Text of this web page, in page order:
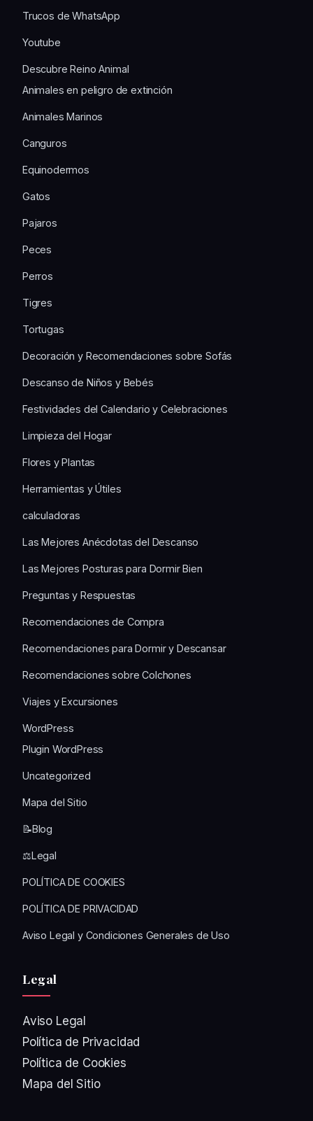
Trucos de WhatsApp
Youtube
Descubre Reino Animal
Animales en peligro de extinción
Animales Marinos
Canguros
Equinodermos
Gatos
Pajaros
Peces
Perros
Tigres
Tortugas
Decoración y Recomendaciones sobre Sofás
Descanso de Niños y Bebés
Festividades del Calendario y Celebraciones
Limpieza del Hogar
Flores y Plantas
Herramientas y Útiles
calculadoras
Las Mejores Anécdotas del Descanso
Las Mejores Posturas para Dormir Bien
Preguntas y Respuestas
Recomendaciones de Compra
Recomendaciones para Dormir y Descansar
Recomendaciones sobre Colchones
Viajes y Excursiones
WordPress
Plugin WordPress
Uncategorized
Mapa del Sitio
📝Blog
⚖️Legal
POLÍTICA DE COOKIES
POLÍTICA DE PRIVACIDAD
Aviso Legal y Condiciones Generales de Uso
Legal
Aviso Legal
Política de Privacidad
Política de Cookies
Mapa del Sitio